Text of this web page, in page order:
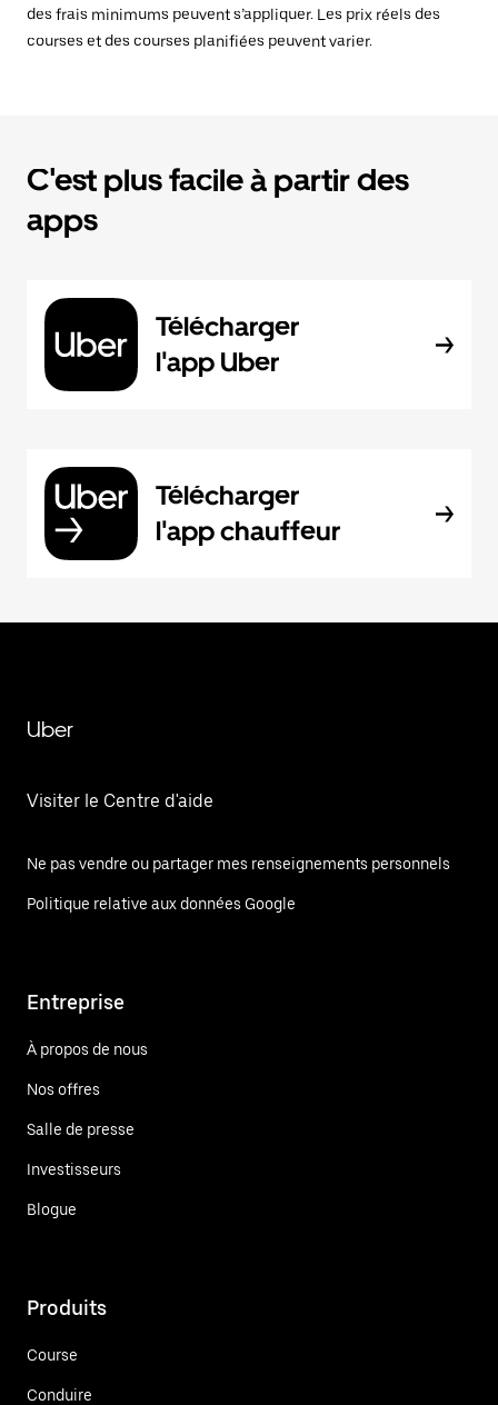
des frais minimums peuvent s’appliquer. Les prix réels des
courses et des courses planifiées peuvent varier.
C'est plus facile à partir des
apps
Télécharger
l'app Uber
Télécharger
l'app chauffeur
Uber
Visiter le Centre d'aide
Ne pas vendre ou partager mes renseignements personnels
Politique relative aux données Google
Entreprise
À propos de nous
Nos offres
Salle de presse
Investisseurs
Blogue
Produits
Course
Conduire